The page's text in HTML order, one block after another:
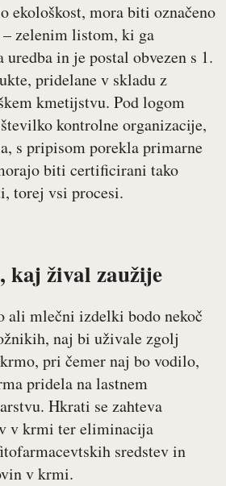
ekološkost, mora biti označeno
zelenim listom, ki ga
in je postal obvezen s 1.
pridelane v skladu z
kmetijstvu. Pod logom
kontrolne organizacije,
s pripisom porekla primarne
biti certificirani tako
torej vsi procesi.
kaj žival zaužije
ali mlečni izdelki bodo nekoč
naj bi uživale zgolj
pri čemer naj bo vodilo,
pridela na lastnem
Hkrati se zahteva
v krmi ter eliminacija
sredstev in
v krmi.